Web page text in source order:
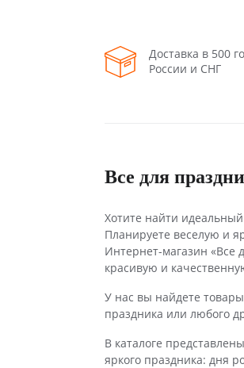
Доставка в 500
России и СНГ
Все для
Хотите найти
Планируете веселую и
Интернет-магазин «Все
красивую и
У нас вы найдете
праздника или любого
В каталоге
яркого праздника: дня